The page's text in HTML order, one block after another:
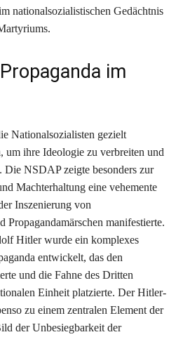
nationalsozialistischen Gedächtnis
im
Nationalsozialisten gezielt
um ihre Ideologie zu verbreiten und
NSDAP zeigte besonders zur
Machterhaltung eine vehemente
Inszenierung von
Propagandamärschen manifestierte.
Hitler wurde ein komplexes
entwickelt, das den
und die Fahne des Dritten
Einheit platzierte. Der Hitler-
zu einem zentralen Element der
der Unbesiegbarkeit der